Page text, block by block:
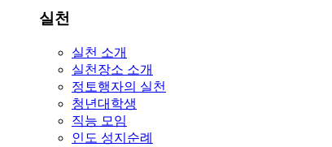
실천
실천 소개
실천장소 소개
정토행자의 실천
청년대학생
직능 모임
인도 성지순례